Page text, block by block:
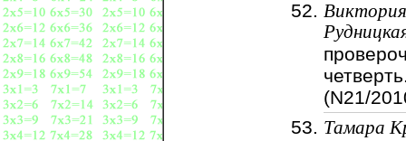
Виктория
(N21/
Тамара